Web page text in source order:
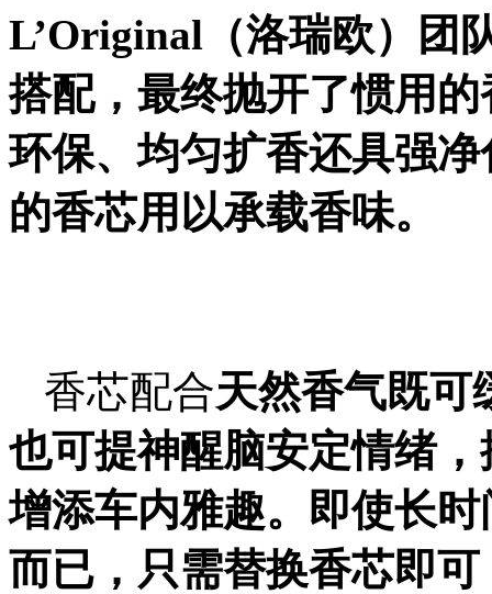
L’Original（洛瑞欧）团
搭配， 最终抛开了惯用
环保、均匀扩香还具强净
的香芯用以承载香味。
香芯配合天然香气既可
也可提神醒脑安定情绪
增添车内雅趣。 即使长时
而已 ，只需替换香芯即可